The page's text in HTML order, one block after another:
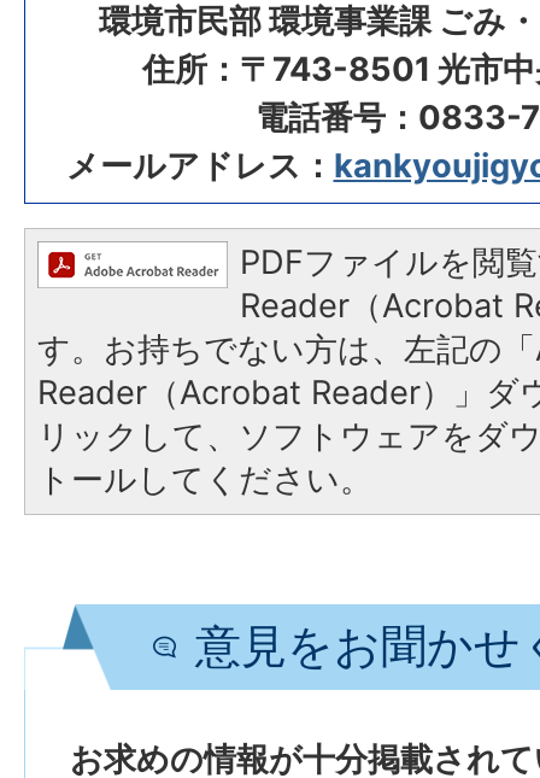
環境市民部 環境事業課 ごみ
住所：〒743-8501 光市中
電話番号：0833-
メールアドレス：
PDFファイルを閲
Reader（Acrobat
す。お持ちでない方は、左記の
Reader（Acrobat Reader）」ダ
リックして、ソフトウェアをダ
トールしてください。
意見をお聞かせ
お求めの情報が十分掲載され